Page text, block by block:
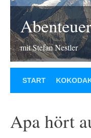
mit Stefan Nestler
START
Apa hört